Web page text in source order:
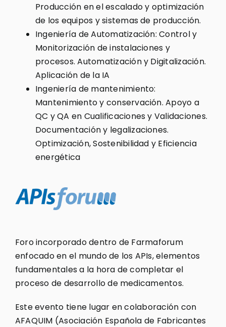
Producción en el escalado y optimización
de los equipos y sistemas de producción.
Ingeniería de Automatización: Control y
Monitorización de instalaciones y
procesos. Automatización y Digitalización.
Aplicación de la IA
Ingeniería de mantenimiento:
Mantenimiento y conservación. Apoyo a
QC y QA en Cualificaciones y Validaciones.
Documentación y legalizaciones.
Optimización, Sostenibilidad y Eficiencia
energética
Foro incorporado dentro de Farmaforum
enfocado en el mundo de los APIs, elementos
fundamentales a la hora de completar el
proceso de desarrollo de medicamentos.
Este evento tiene lugar en colaboración con
AFAQUIM (Asociación Española de Fabricantes